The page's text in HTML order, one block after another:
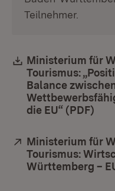
Teilnehmer.
Download:
Ministerium für
Tourismus:
Balance
die EU“ (PDF)
Extern:
Ministerium für
Tourismus:
Württemberg –